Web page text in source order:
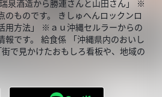
泉酒造から勝連さんと山田さん」 ※
のものです。 きしゅへんロックンロ
用方法」 ※ａｕ沖縄セルラーからの
報です。 給食係 「沖縄県内のおいし
で見かけたおもしろ看板や、地域の